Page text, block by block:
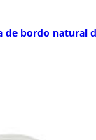
de bordo natural